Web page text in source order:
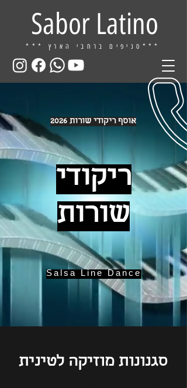
Sabor Latino
*** סניפים ברחבי הארץ***
אוסף ריקודי שורות 2026
ריקודי
שורות
Salsa Line Dance
סגנונות מוזיקה לטינית